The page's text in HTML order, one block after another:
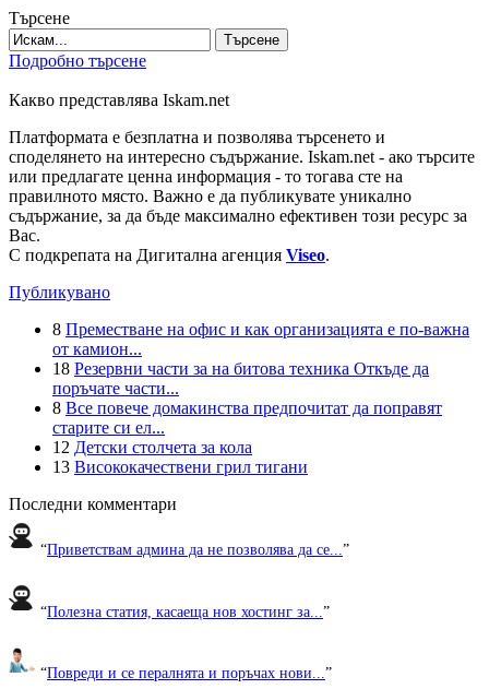
Търсене
Търсене
Подробно търсене
Какво представлява Iskam.net
Платформата е безплатна и позволява търсенето и
споделянето на интересно съдържание. Iskam.net - ако търсите
или предлагате ценна информация - то тогава сте на
правилното място. Важно е да публикувате уникално
съдържание, за да бъде максимално ефективен този ресурс за
Вас.
С подкрепата на Дигитална агенция Viseo.
Публикувано
8 Преместване на офис и как организацията е по-важна
от камион...
18 Резервни части за на битова техника Откъде да
поръчате части...
8 Все повече домакинства предпочитат да поправят
старите си ел...
12 Детски столчета за кола
13 Висококачествени грил тигани
Последни комментари
“Приветствам админа да не позволява да се... ”
“Полезна статия, касаеща нов хостинг за... ”
“Повреди и се пералнята и поръчах нови...”